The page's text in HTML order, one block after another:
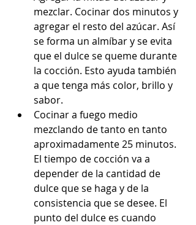
mezclar. Cocinar dos minutos y
agregar el resto del azúcar. Así
se forma un almíbar y se evita
que el dulce se queme durante
la cocción. Esto ayuda también
a que tenga más color, brillo y
sabor.
Cocinar a fuego medio
mezclando de tanto en tanto
aproximadamente 25 minutos.
El tiempo de cocción va a
depender de la cantidad de
dulce que se haga y de la
consistencia que se desee. El
punto del dulce es cuando